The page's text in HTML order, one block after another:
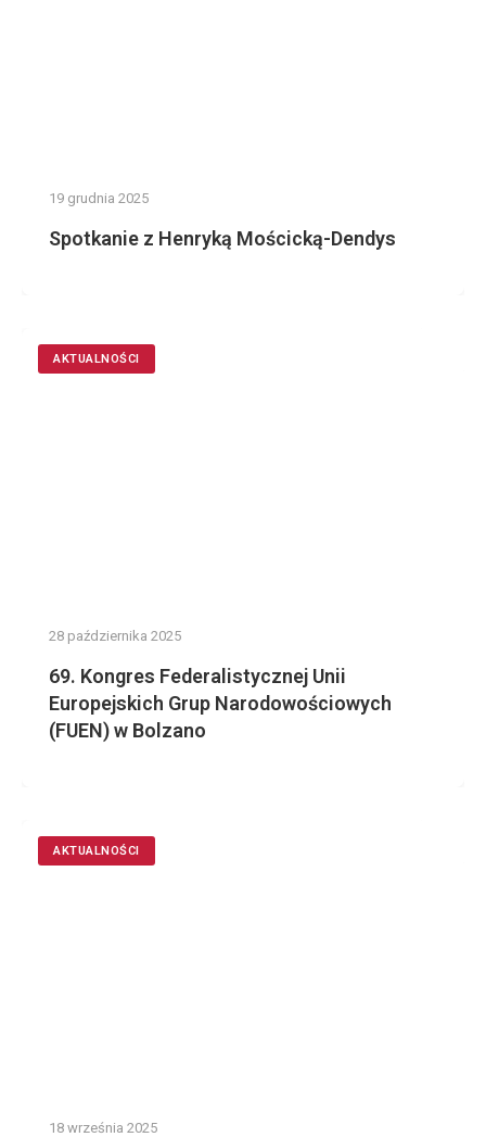
19 grudnia 2025
Spotkanie z Henryką Mościcką-Dendys
AKTUALNOŚCI
28 października 2025
69. Kongres Federalistycznej Unii
Europejskich Grup Narodowościowych
(FUEN) w Bolzano
AKTUALNOŚCI
18 września 2025